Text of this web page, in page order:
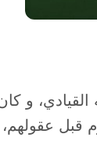
و
عقولهم،